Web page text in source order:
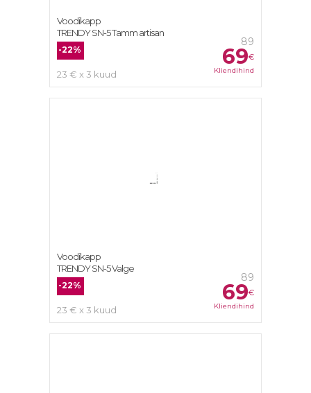
89
69€
Kliendihind
-22%
23 € x 3 kuud
Voodikapp
TRENDY SN-5 Tamm artisan
89
69€
Kliendihind
-22%
23 € x 3 kuud
Voodikapp
TRENDY SN-5 Valge